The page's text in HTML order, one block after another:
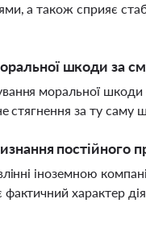
а також сприяє
шкоди за
моральної
стягнення за ту саму
постійного
іноземною
характер